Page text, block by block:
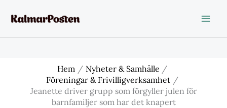
Hem
Nyheter & Samhälle
Föreningar & Frivilligverksamhet
Jeanette driver grupp som förgyller julen för
barnfamiljer som har det knapert